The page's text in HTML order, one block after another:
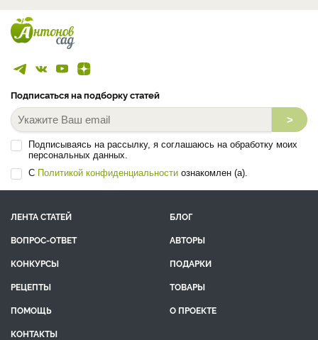
Подписаться на подборку статей
>
Подписываясь на рассылку, я соглашаюсь на обработку моих
персональных данных.
С Политикой конфиденциальности ознакомлен (а).
ЛЕНТА СТАТЕЙ
БЛОГ
ВОПРОС-ОТВЕТ
АВТОРЫ
КОНКУРСЫ
ПОДАРКИ
РЕЦЕПТЫ
ТОВАРЫ
ПОМОЩЬ
О ПРОЕКТЕ
КОНТАКТЫ